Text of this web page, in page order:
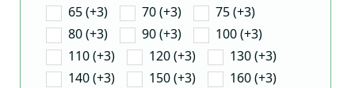
65 (+3)
70 (+3)
75 (+3)
80 (+3)
90 (+3)
100 (+3)
110 (+3)
120 (+3)
130 (+3)
140 (+3)
150 (+3)
160 (+3)